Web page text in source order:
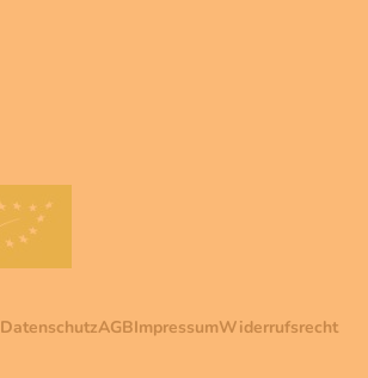
DatenschutzAGBImpressumWiderrufsrecht